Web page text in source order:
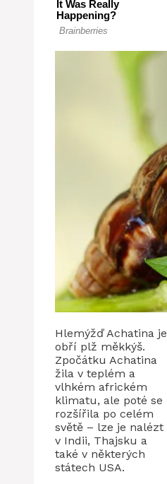
Hlemýžď ​​Achatina je
obří plž měkkýš.
Zpočátku Achatina
žila v teplém a
vlhkém africkém
klimatu, ale poté se
rozšířila po celém
světě – lze je nalézt
v Indii, Thajsku a
také v některých
státech USA.